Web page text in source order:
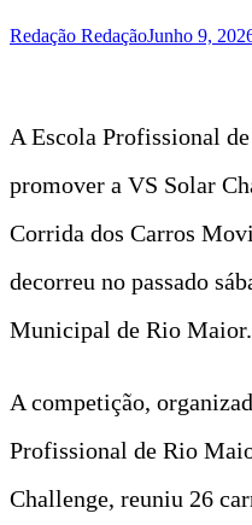
Redação RedaçãoJunho 9,
A Escola Profissional
promover a VS Solar
Corrida dos Carros
decorreu no passado
Municipal de Rio Maior.
A competição,
Profissional de Rio
Challenge, reuniu 26